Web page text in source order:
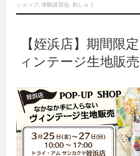
ショップ,体験講習会,刺しゅう
【姪浜店】期間限
ィンテージ生地販